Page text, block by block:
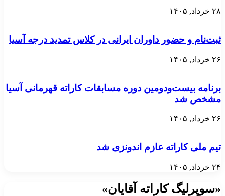
۲۸ خرداد, ۱۴۰۵
ثبت‌نام و حضور داوران ایرانی در کلاس تمدید درجه آسیا
۲۶ خرداد, ۱۴۰۵
برنامه بیست‌ودومین دوره مسابقات کاراته قهرمانی آسیا
مشخص شد
۲۶ خرداد, ۱۴۰۵
تیم ملی کاراته عازم اندونزی شد
۲۴ خرداد, ۱۴۰۵
«سوپرلیگ کاراته آقایان»